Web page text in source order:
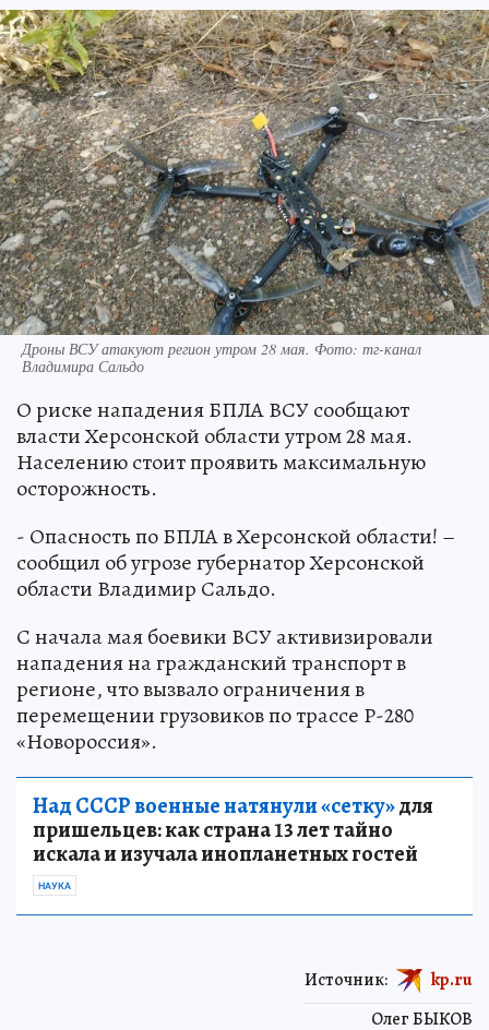
Дроны ВСУ атакуют регион утром 28 мая. Фото: тг-канал
Владимира Сальдо
О риске нападения БПЛА ВСУ сообщают
власти Херсонской области утром 28 мая.
Населению стоит проявить максимальную
осторожность.
- Опасность по БПЛА в Херсонской области! –
сообщил об угрозе губернатор Херсонской
области Владимир Сальдо.
С начала мая боевики ВСУ активизировали
нападения на гражданский транспорт в
регионе, что вызвало ограничения в
перемещении грузовиков по трассе Р-280
«Новороссия».
Над СССР военные натянули «сетку»для
пришельцев: как страна 13 лет тайно
искала и изучала инопланетных гостей
НАУКА
Олег БЫКОВ
Источник: kp.ru